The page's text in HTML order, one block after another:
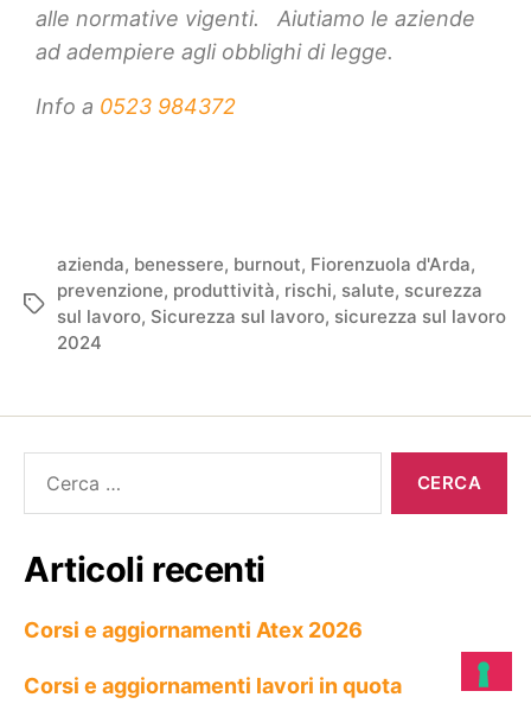
alle normative vigenti. Aiutiamo le aziende
ad adempiere agli obblighi di legge.
Info a 0523 984372
azienda, benessere, burnout, Fiorenzuola d'Arda,
prevenzione, produttività, rischi, salute, scurezza
sul lavoro, Sicurezza sul lavoro, sicurezza sul lavoro
2024
Articoli recenti
Corsi e aggiornamenti Atex 2026
Corsi e aggiornamenti lavori in quota